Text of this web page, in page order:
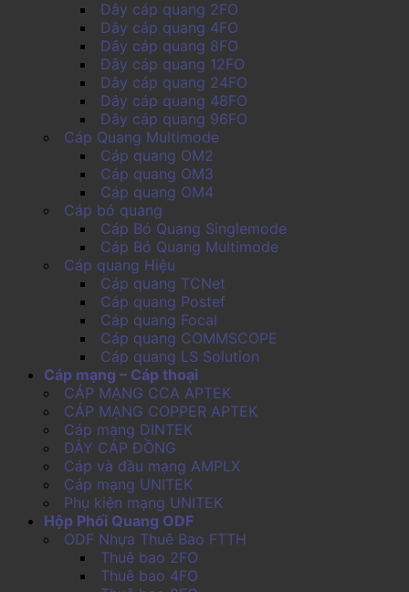
Dây cáp quang 2FO
Dây cáp quang 4FO
Dây cáp quang 8FO
Dây cáp quang 12FO
Dây cáp quang 24FO
Dây cáp quang 48FO
Dây cáp quang 96FO
Cáp Quang Multimode
Cáp quang OM2
Cáp quang OM3
Cáp quang OM4
Cáp bó quang
Cáp Bó Quang Singlemode
Cáp Bó Quang Multimode
Cáp quang Hiệu
Cáp quang TCNet
Cáp quang Postef
Cáp quang Focal
Cáp quang COMMSCOPE
Cáp quang LS Solution
Cáp mạng – Cáp thoại
CÁP MẠNG CCA APTEK
CÁP MẠNG COPPER APTEK
Cáp mạng DINTEK
DÂY CÁP ĐỒNG
Cáp và đầu mạng AMPLX
Cáp mạng UNITEK
Phụ kiện mạng UNITEK
Hộp Phối Quang ODF
ODF Nhựa Thuê Bao FTTH
Thuê bao 2FO
Thuê bao 4FO